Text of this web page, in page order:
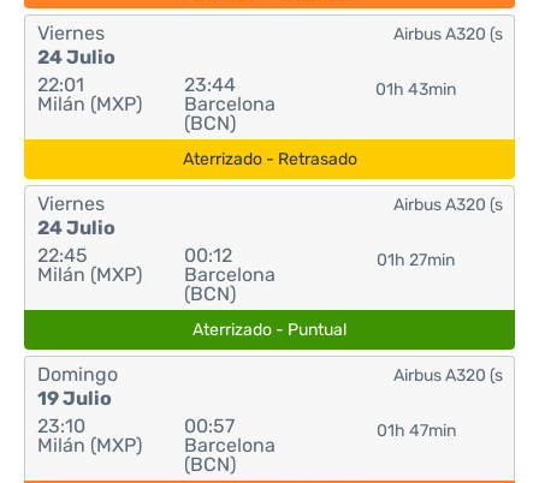
Viernes
24 Julio
22:01
Milán (MXP)
23:44
Barcelona
(BCN)
01h 43min
Airbus A320 (s
Aterrizado - Retrasado
Viernes
24 Julio
22:45
Milán (MXP)
00:12
Barcelona
(BCN)
01h 27min
Airbus A320 (s
Aterrizado - Puntual
Domingo
19 Julio
23:10
Milán (MXP)
00:57
Barcelona
(BCN)
01h 47min
Airbus A320 (s